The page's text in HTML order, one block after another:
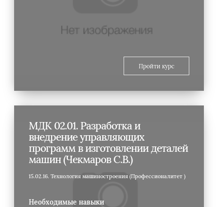
Пройти курс
МДК 02.01. Разработка и
внедрение управляющих
программ в изготовлении деталей
машин (Чекмаров С.В.)
15.02.16. Технология машиностроения (Профессионалитет )
Необходимые навыки